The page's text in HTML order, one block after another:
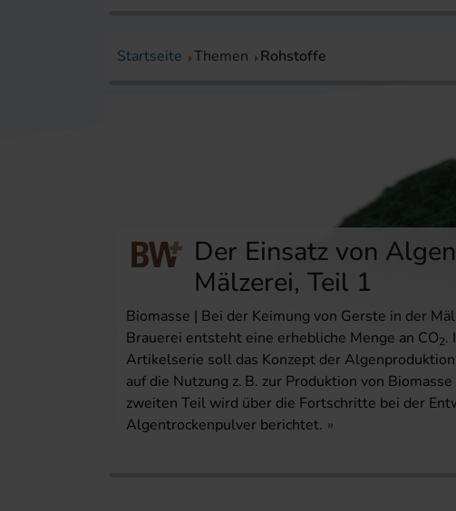
Startseite Themen Rohstoffe
Der Einsatz von
Mälzerei, Teil 1
Biomasse | Bei der Keimung von Gerste in der
Brauerei entsteht eine erhebliche Menge an CO2.
Artikelserie soll das Konzept der
auf die Nutzung z. B. zur Produktion von
zweiten Teil wird über die Fortschritte bei der
Algentrockenpulver berichtet.